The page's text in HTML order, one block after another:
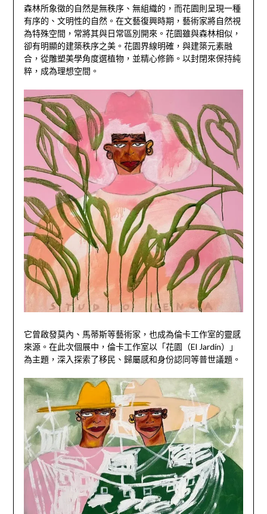
森林所象徵的自然是無秩序、無組織的，而花園則呈現一種
有序的、文明性的自然。在文藝復興時期，藝術家將自然視
為特殊空間，常將其與日常區別開來。花園雖與森林相似，
卻有明顯的建築秩序之美。花園界線明確，與建築元素融
合，從雕塑美學角度選植物，並精心修飾。以封閉來保持純
粹，成為理想空間。
它曾啟發莫內、馬蒂斯等藝術家，也成為倫卡工作室的靈感
來源。在此次個展中，倫卡工作室以「花園（El Jardín）」
為主題，深入探索了移民、歸屬感和身份認同等普世議題。